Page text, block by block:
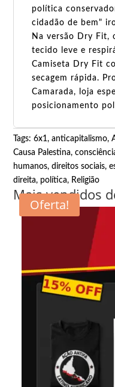
política
cidadão de bem"
Na versão Dry Fit,
tecido leve e
Camiseta Dry Fit
secagem rápida.
Camarada, loja
posicionamento
Tags:6x1,anticapitalismo,
Causa Palestina,
humanos,direitos sociais,
direita, política, Religião
Mais vendidos
Oferta!